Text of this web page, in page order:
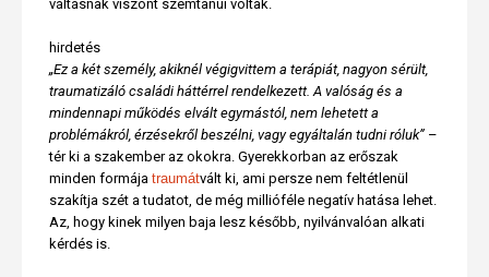
váltásnak viszont szemtanúi voltak.
hirdetés
„Ez a két személy, akiknél végigvittem a terápiát, nagyon sérült,
traumatizáló családi háttérrel rendelkezett. A valóság és a
mindennapi működés elvált egymástól, nem lehetett a
problémákról, érzésekről beszélni, vagy egyáltalán tudni róluk” –
tér ki a szakember az okokra. Gyerekkorban az erőszak
minden formája traumátvált ki, ami persze nem feltétlenül
szakítja szét a tudatot, de még millióféle negatív hatása lehet.
Az, hogy kinek milyen baja lesz később, nyilvánvalóan alkati
kérdés is.